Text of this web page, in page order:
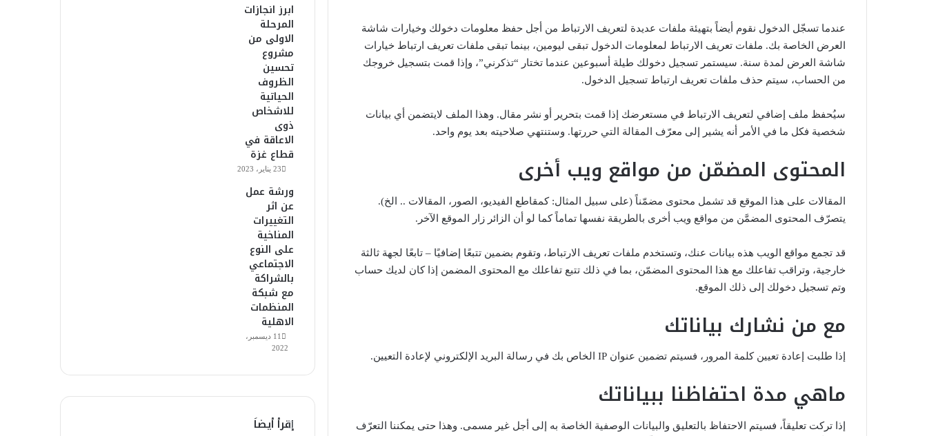
عندما تسجّل الدخول نقوم أيضاً بتهيئة ملفات عديدة لتعريف الارتباط من أجل حفظ معلومات دخولك وخيارات شاشة
العرض الخاصة بك. ملفات تعريف الارتباط لمعلومات الدخول تبقى ليومين، بينما تبقى ملفات تعريف ارتباط خيارات
شاشة العرض لمدة سنة. سيستمر تسجيل دخولك طيلة أسبوعين عندما تختار “تذكرني”، وإذا قمت بتسجيل خروجك
من الحساب، سيتم حذف ملفات تعريف ارتباط تسجيل الدخول.
سيُحفظ ملف إضافي لتعريف الارتباط في مستعرضك إذا قمت بتحرير أو نشر مقال. وهذا الملف لايتضمن أي بيانات
شخصية فكل ما في الأمر أنه يشير إلى معرّف المقالة التي حررتها. وستنتهي صلاحيته بعد يوم واحد.
المحتوى المضمّن من مواقع ويب أخرى
المقالات على هذا الموقع قد تشمل محتوى مضمّناً (على سبيل المثال: كمقاطع الفيديو، الصور، المقالات .. الخ).
يتصرّف المحتوى المضمَّن من مواقع ويب أخرى بالطريقة نفسها تماماً كما لو أن الزائر زار الموقع الآخر.
قد تجمع مواقع الويب هذه بيانات عنك، وتستخدم ملفات تعريف الارتباط، وتقوم بضمين تتبعًا إضافيًا – تابعًا لجهة ثالثة
خارجية، وتراقب تفاعلك مع هذا المحتوى المضمّن، بما في ذلك تتبع تفاعلك مع المحتوى المضمن إذا كان لديك حساب
وتم تسجيل دخولك إلى ذلك الموقع.
مع من نشارك بياناتك
إذا طلبت إعادة تعيين كلمة المرور، فسيتم تضمين عنوان IP الخاص بك في رسالة البريد الإلكتروني لإعادة التعيين.
ماهي مدة احتفاظنا ببياناتك
إذا تركت تعليقاً، فسيتم الاحتفاظ بالتعليق والبيانات الوصفية الخاصة به إلى أجل غير مسمى. وهذا حتى يمكننا التعرّف
ابرز انجازات
المرحلة
الاولى من
مشروع
تحسين
الظروف
الحياتية
للاشخاص
ذوى
الاعاقة في
قطاع غزة
23 يناير، 2023
ورشة عمل
عن اثر
التغييرات
المناخية
على النوع
الاجتماعي
بالشراكة
مع شبكة
المنظمات
الاهلية
11 ديسمبر،
2022
إقرأ أيضاَ